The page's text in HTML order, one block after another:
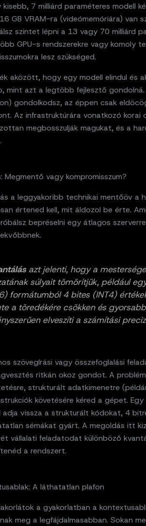
7 milliárd paraméteres modell
GB VRAM-ra (videómemóriára) van
szintet lépni a 13 vagy 70 milliárd
GPU-s rendszerekre vagy komoly
lesz szükséged.
aközött, hogy egy modell elindul és
mint azt a legtöbb fejlesztő
gondolkodsz, az éppen csak
Az infrastruktúrára vonatkozó korai
megbosszulják magukat, és a
Megmentő vagy kompromisszum?
a leggyakoribb technikai mentőöv a
értened kell, mit áldozol be érte.
bepréselni egy átlagos
azt jelenti, hogy a
súlyait tömörítjük, például
formátumból 4 bites (INT4)
a töredékére csökken és
elveszíti a számítási
szövegírási vagy összefoglalási
ritkán okoz gondot. A
strukturált adatkimenetre
követésére kéred a gépet.
adja vissza a strukturált kódokat, 4
sémákat gyárt. A megoldás itt
vállalati feladatodat különböző
a rendszert.
A láthatatlan plafon
a gyakorlatban a
meg a legfájdalmasabban. Sokan